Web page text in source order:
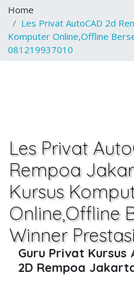
Home
Les Privat AutoCAD 2d
Komputer Online,Offline
081219937010
Les Privat
Rempoa
Kursus
Online,Offline
Winner
Guru Privat Kursus
2D Rempoa